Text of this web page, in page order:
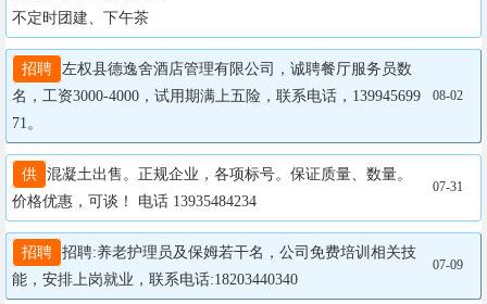
不定时团建、下午茶
招聘
左权县德逸舍酒店管理有限公司，诚聘餐厅服务员数
名，工资3000-4000，试用期满上五险，联系电话，139945699
71。
08-02
供 混凝土出售。正规企业，各项标号。保证质量、数量。
价格优惠，可谈！ 电话 13935484234
07-31
招聘 招聘:养老护理员及保姆若干名，公司免费培训相关技
能，安排上岗就业，联系电话:18203440340
07-09